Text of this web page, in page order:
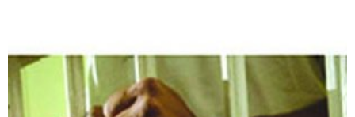
მარტი 2010 (454)
თებერვალი 2010 (421)
იანვარი 2010 (422)
დეკემბერი 2009 (510)